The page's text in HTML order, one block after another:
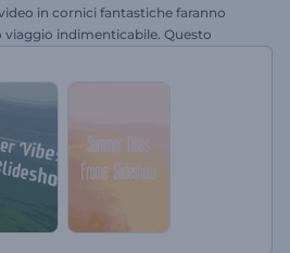
in cornici fantastiche faranno
viaggio indimenticabile. Questo
di viaggio, auguri di compleanno e
le tue immagini, modifica il
una presentazione davvero
è gratis!